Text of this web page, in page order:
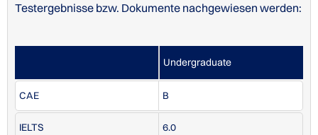
Testergebnisse bzw. Dokumente nachgewiesen werden:
Undergraduate
CAE B
IELTS 6.0